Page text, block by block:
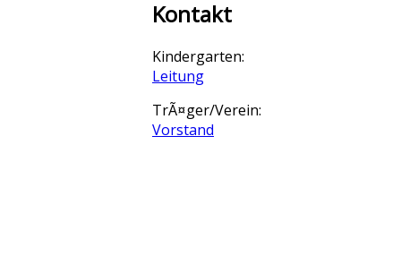
Kontakt
Kindergarten:
Leitung
TrÃ¤ger/Verein:
Vorstand